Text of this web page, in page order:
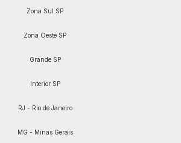
Zona Sul SP
Zona Oeste SP
Grande SP
Interior SP
RJ - Rio de Janeiro
MG - Minas Gerais